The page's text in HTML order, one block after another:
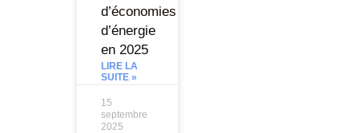
d’économies
d’énergie
en 2025
LIRE LA
SUITE »
15
septembre
2025